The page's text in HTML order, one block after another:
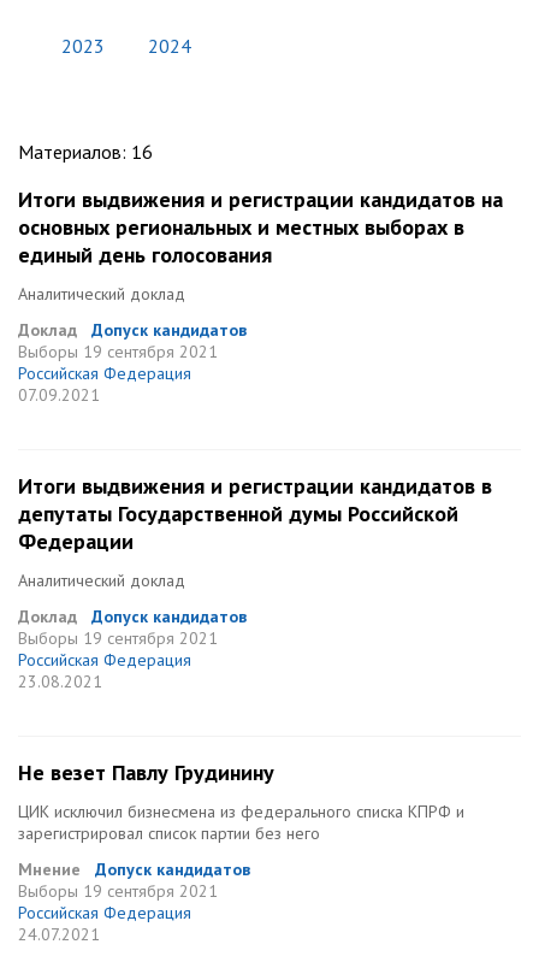
2023 2024
Материалов: 16
Итоги выдвижения и регистрации кандидатов на
основных региональных и местных выборах в
единый день голосования
Аналитический доклад
Доклад
Допуск кандидатов
Выборы 19 сентября 2021
Российская Федерация
07.09.2021
Итоги выдвижения и регистрации кандидатов в
депутаты Государственной думы Российской
Федерации
Аналитический доклад
Доклад
Допуск кандидатов
Выборы 19 сентября 2021
Российская Федерация
23.08.2021
Не везет Павлу Грудинину
ЦИК исключил бизнесмена из федерального списка КПРФ и
зарегистрировал список партии без него
Мнение
Допуск кандидатов
Выборы 19 сентября 2021
Российская Федерация
24.07.2021